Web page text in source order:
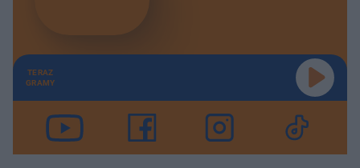
TERAZ
GRAMY